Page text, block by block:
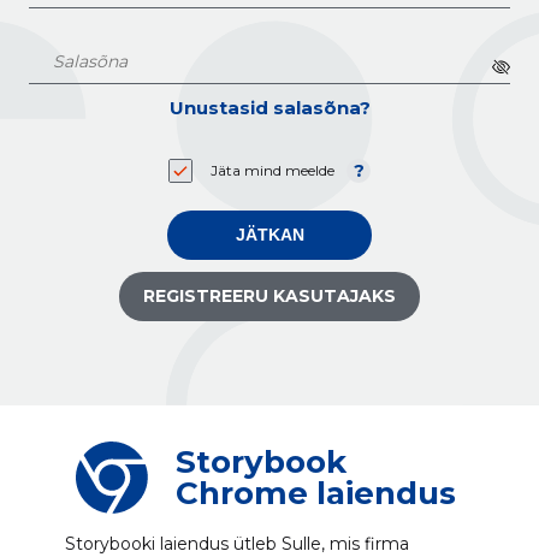
Unustasid salasõna?
Jäta mind meelde
JÄTKAN
REGISTREERU KASUTAJAKS
Storybook
Chrome laiendus
Storybooki laiendus ütleb Sulle, mis firma